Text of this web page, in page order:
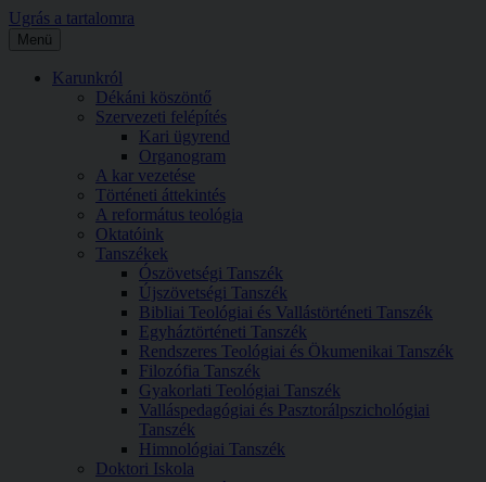
Ugrás a tartalomra
Menü
Karunkról
Dékáni köszöntő
Szervezeti felépítés
Kari ügyrend
Organogram
A kar vezetése
Történeti áttekintés
A református teológia
Oktatóink
Tanszékek
Ószövetségi Tanszék
Újszövetségi Tanszék
Bibliai Teológiai és Vallástörténeti Tanszék
Egyháztörténeti Tanszék
Rendszeres Teológiai és Ökumenikai Tanszék
Filozófia Tanszék
Gyakorlati Teológiai Tanszék
Valláspedagógiai és Pasztorálpszichológiai
Tanszék
Himnológiai Tanszék
Doktori Iskola